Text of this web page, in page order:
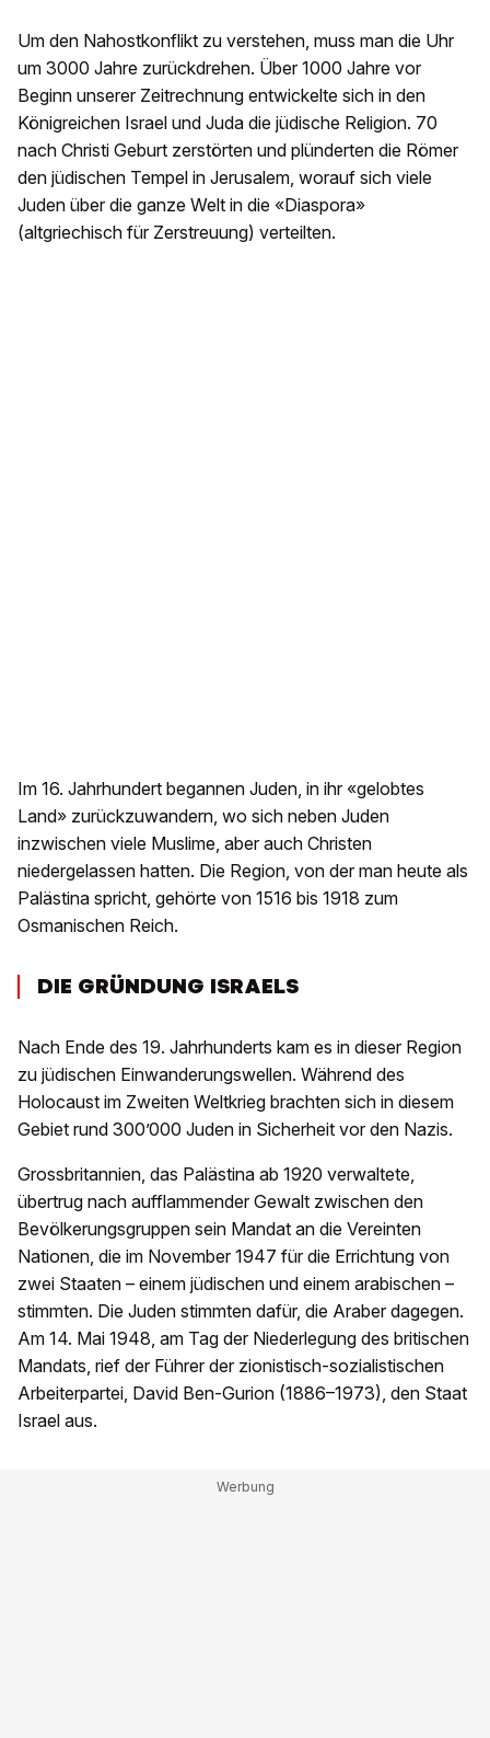
Um den Nahostkonflikt zu verstehen, muss man die Uhr
um 3000 Jahre zurückdrehen. Über 1000 Jahre vor
Beginn unserer Zeitrechnung entwickelte sich in den
Königreichen Israel und Juda die jüdische Religion. 70
nach Christi Geburt zerstörten und plünderten die Römer
den jüdischen Tempel in Jerusalem, worauf sich viele
Juden über die ganze Welt in die «Diaspora»
(altgriechisch für Zerstreuung) verteilten.
Im 16. Jahrhundert begannen Juden, in ihr «gelobtes
Land» zurückzuwandern, wo sich neben Juden
inzwischen viele Muslime, aber auch Christen
niedergelassen hatten. Die Region, von der man heute als
Palästina spricht, gehörte von 1516 bis 1918 zum
Osmanischen Reich.
DIE GRÜNDUNG ISRAELS
Nach Ende des 19. Jahrhunderts kam es in dieser Region
zu jüdischen Einwanderungswellen. Während des
Holocaust im Zweiten Weltkrieg brachten sich in diesem
Gebiet rund 300’000 Juden in Sicherheit vor den Nazis.
Grossbritannien, das Palästina ab 1920 verwaltete,
übertrug nach aufflammender Gewalt zwischen den
Bevölkerungsgruppen sein Mandat an die Vereinten
Nationen, die im November 1947 für die Errichtung von
zwei Staaten – einem jüdischen und einem arabischen –
stimmten. Die Juden stimmten dafür, die Araber dagegen.
Am 14. Mai 1948, am Tag der Niederlegung des britischen
Mandats, rief der Führer der zionistisch-sozialistischen
Arbeiterpartei, David Ben-Gurion (1886–1973), den Staat
Israel aus.